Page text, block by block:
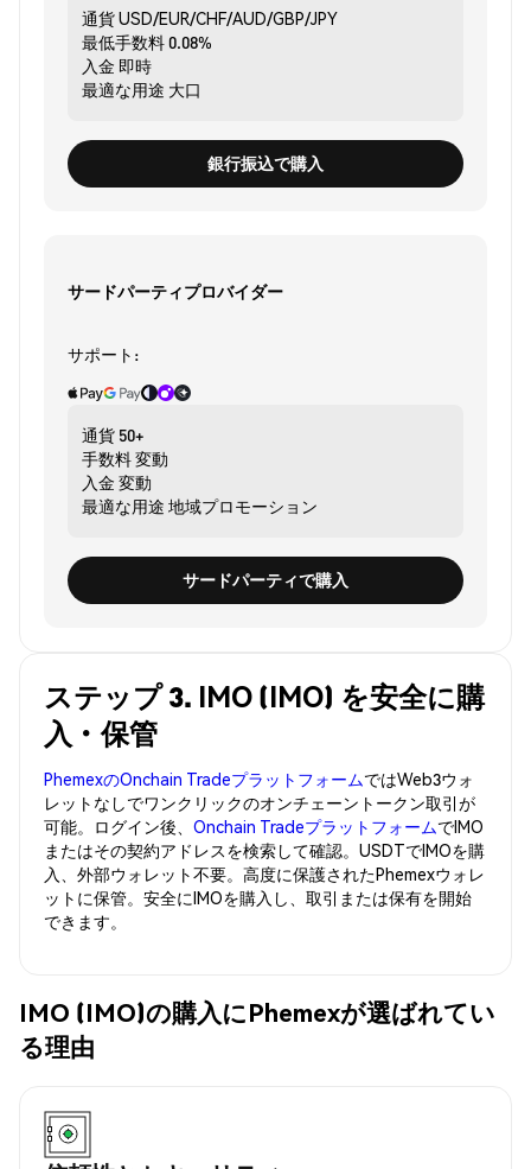
通貨USD/EUR/CHF/AUD/GBP/JPY
最低手数料0.08%
入金 即時
最適な用途 大口
銀行振込で購入
サードパーティプロバイダー
サポート:
通貨 50+
手数料変動
入金 変動
最適な用途 地域プロモーション
サードパーティで購入
ステップ 3. IMO (IMO) を安全に購
入・保管
PhemexのOnchain TradeプラットフォームではWeb3ウォ
レットなしでワンクリックのオンチェーントークン取引が
可能。ログイン後、 Onchain TradeプラットフォームでIMO
またはその契約アドレスを検索して確認。USDTでIMOを購
入、外部ウォレット不要。高度に保護されたPhemexウォレ
ットに保管。安全にIMOを購入し、取引または保有を開始
できます。
IMO (IMO)の購入にPhemexが選ばれてい
る理由